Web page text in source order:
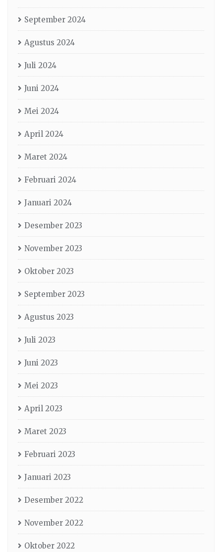
September 2024
Agustus 2024
Juli 2024
Juni 2024
Mei 2024
April 2024
Maret 2024
Februari 2024
Januari 2024
Desember 2023
November 2023
Oktober 2023
September 2023
Agustus 2023
Juli 2023
Juni 2023
Mei 2023
April 2023
Maret 2023
Februari 2023
Januari 2023
Desember 2022
November 2022
Oktober 2022